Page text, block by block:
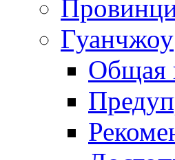
Гуанчжоу
Общая